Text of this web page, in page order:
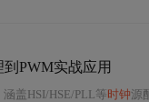
到PWM实战应用
盖HSI/HSE/PLL等时钟源